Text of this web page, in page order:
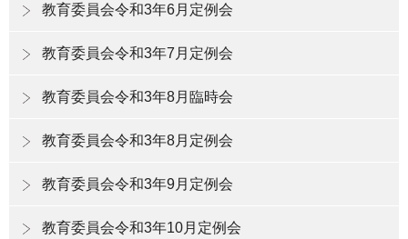
教育委員会令和3年6月定例会
教育委員会令和3年7月定例会
教育委員会令和3年8月臨時会
教育委員会令和3年8月定例会
教育委員会令和3年9月定例会
教育委員会令和3年10月定例会